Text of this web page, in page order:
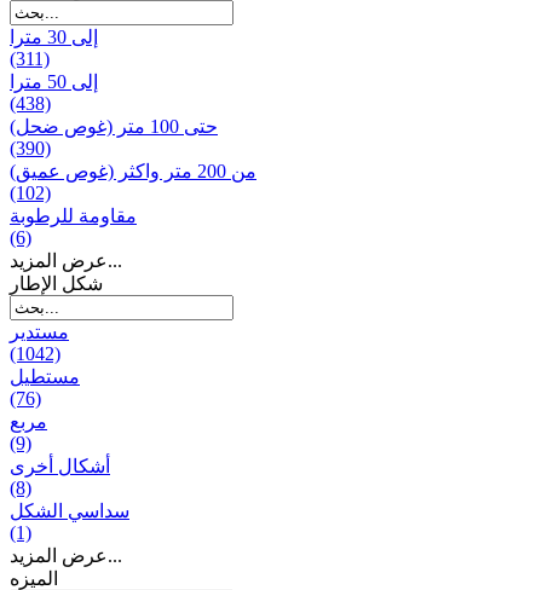
إلى 30 مترا
(311)
إلى 50 مترا
(438)
حتى 100 متر (غوص ضحل)
(390)
من 200 متر واکثر (غوص عميق)
(102)
مقاومة للرطوبة
(6)
عرض المزيد...
شكل الإطار
مستدير
(1042)
مستطيل
(76)
مربع
(9)
أشكال أخرى
(8)
سداسي الشكل
(1)
عرض المزيد...
المیزه